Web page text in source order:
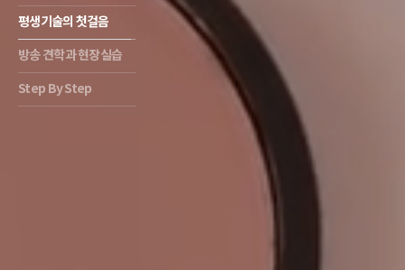
평생기술의 첫걸음
방송 견학과 현장실습
Step By Step